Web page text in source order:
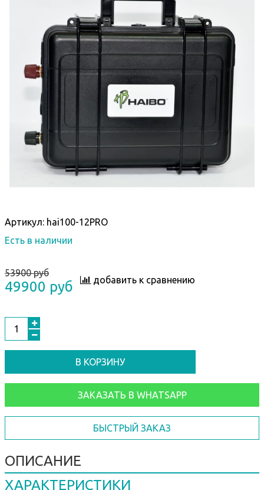
Артикул: hai100-12PRO
Есть в наличии
53900 руб
49900 руб добавить к сравнению
В КОРЗИНУ
ЗАКАЗАТЬ В WHATSAPP
БЫСТРЫЙ ЗАКАЗ
ОПИСАНИЕ
ХАРАКТЕРИСТИКИ